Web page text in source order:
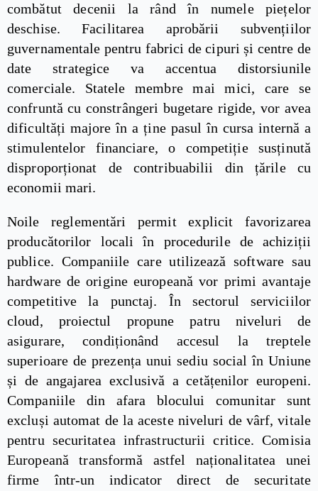
combătut decenii la rând în numele piețelor
deschise. Facilitarea aprobării subvențiilor
guvernamentale pentru fabrici de cipuri și centre de
date strategice va accentua distorsiunile
comerciale. Statele membre mai mici, care se
confruntă cu constrângeri bugetare rigide, vor avea
dificultăți majore în a ține pasul în cursa internă a
stimulentelor financiare, o competiție susținută
disproporționat de contribuabilii din țările cu
economii mari.
Noile reglementări permit explicit favorizarea
producătorilor locali în procedurile de achiziții
publice. Companiile care utilizează software sau
hardware de origine europeană vor primi avantaje
competitive la punctaj. În sectorul serviciilor
cloud, proiectul propune patru niveluri de
asigurare, condiționând accesul la treptele
superioare de prezența unui sediu social în Uniune
și de angajarea exclusivă a cetățenilor europeni.
Companiile din afara blocului comunitar sunt
excluși automat de la aceste niveluri de vârf, vitale
pentru securitatea infrastructurii critice. Comisia
Europeană transformă astfel naționalitatea unei
firme într-un indicator direct de securitate